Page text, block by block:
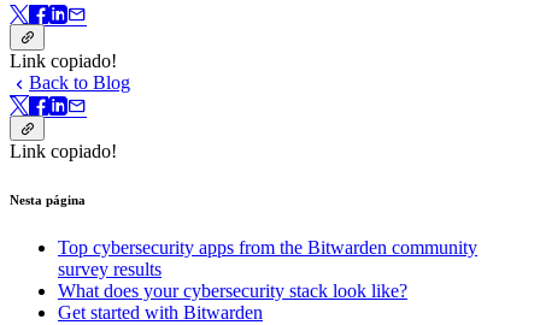
Link copiado!
Back to Blog
Link copiado!
Nesta página
Top cybersecurity apps from the Bitwarden community
survey results
What does your cybersecurity stack look like?
Get started with Bitwarden